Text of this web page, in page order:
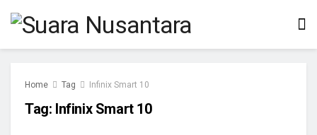
Home Tag Infinix Smart 10
Tag: Infinix Smart 10